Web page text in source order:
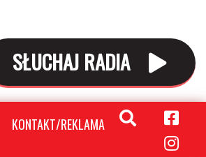
SŁUCHAJ RADIA
KONTAKT/REKLAMA